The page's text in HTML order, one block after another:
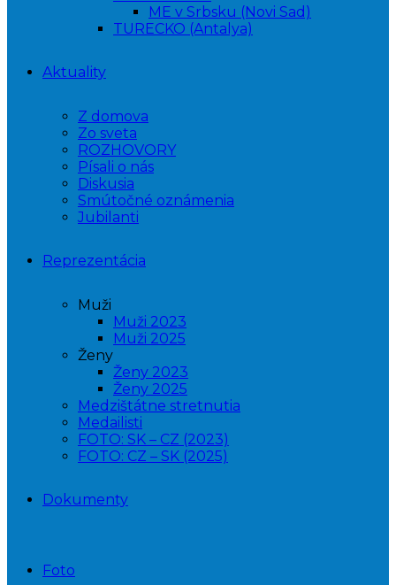
ME v Srbsku (Novi Sad)
TURECKO (Antalya)
Aktuality
Z domova
Zo sveta
ROZHOVORY
Písali o nás
Diskusia
Smútočné oznámenia
Jubilanti
Reprezentácia
Muži
Muži 2023
Muži 2025
Ženy
Ženy 2023
Ženy 2025
Medzištátne stretnutia
Medailisti
FOTO: SK – CZ (2023)
FOTO: CZ – SK (2025)
Dokumenty
Foto